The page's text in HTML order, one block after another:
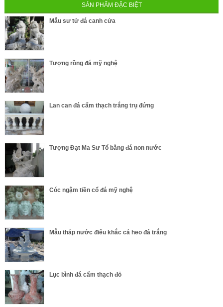
SẢN PHẨM ĐẶC BIỆT
Mẫu sư tử đá canh cửa
Tượng rồng đá mỹ nghệ
Lan can đá cẩm thạch trắng trụ đứng
Tượng Đạt Ma Sư Tổ bằng đá non nước
Cóc ngậm tiền cổ đá mỹ nghệ
Mẫu tháp nước điêu khắc cá heo đá trắng
Lục bình đá cẩm thạch đỏ